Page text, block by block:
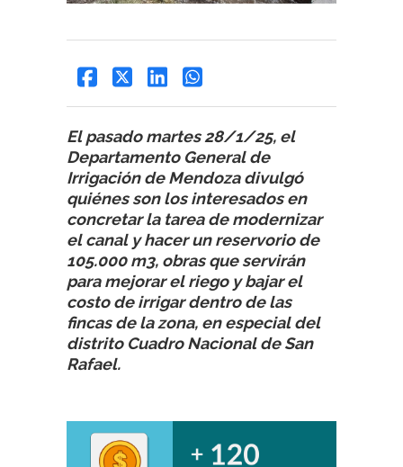
El pasado martes 28/1/25, el
Departamento General de
Irrigación de Mendoza divulgó
quiénes son los interesados en
concretar la tarea de modernizar
el canal y hacer un reservorio de
105.000 m3, obras que servirán
para mejorar el riego y bajar el
costo de irrigar dentro de las
fincas de la zona, en especial del
distrito Cuadro Nacional de San
Rafael.